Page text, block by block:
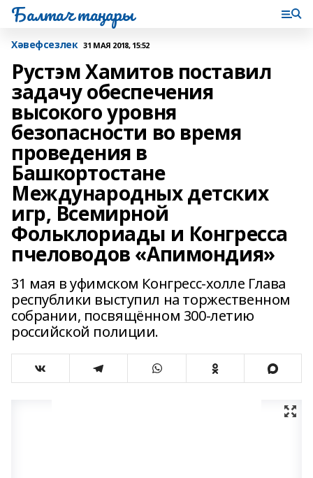
Балтач таңнары
Хәвефсезлек 31 МАЯ 2018, 15:52
Рустэм Хамитов поставил
задачу обеспечения
высокого уровня
безопасности во время
проведения в
Башкортостане
Международных детских
игр, Всемирной
Фольклориады и Конгресса
пчеловодов «Апимондия»
31 мая в уфимском Конгресс-холле Глава
республики выступил на торжественном
собрании, посвящённом 300-летию
российской полиции.